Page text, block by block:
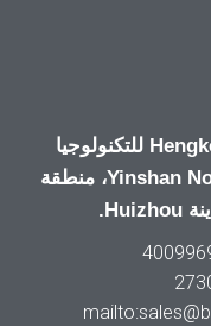
الطابق الأول، المبنى B، حديقة Hengke للتكنولوجيا
والابتكار، رقم 8 شارع Yinshan North، Linyin، منطقة